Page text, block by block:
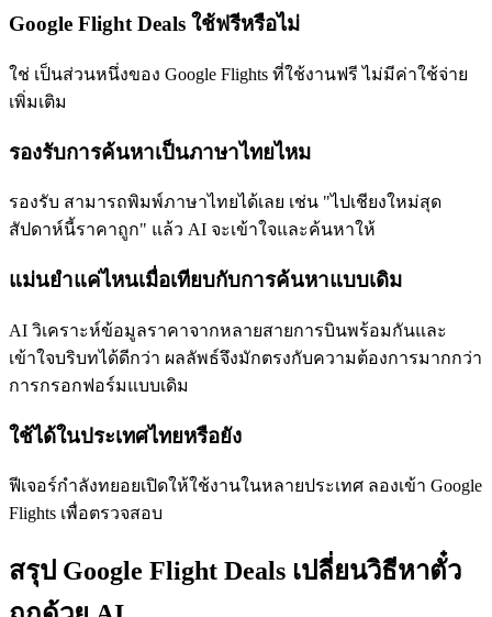
Google Flight Deals ใช้ฟรีหรือไม่
ใช่ เป็นส่วนหนึ่งของ Google Flights ที่ใช้งานฟรี ไม่มีค่าใช้จ่าย
เพิ่มเติม
รองรับการค้นหาเป็นภาษาไทยไหม
รองรับ สามารถพิมพ์ภาษาไทยได้เลย เช่น "ไปเชียงใหม่สุด
สัปดาห์นี้ราคาถูก" แล้ว AI จะเข้าใจและค้นหาให้
แม่นยำแค่ไหนเมื่อเทียบกับการค้นหาแบบเดิม
AI วิเคราะห์ข้อมูลราคาจากหลายสายการบินพร้อมกันและ
เข้าใจบริบทได้ดีกว่า ผลลัพธ์จึงมักตรงกับความต้องการมากกว่า
การกรอกฟอร์มแบบเดิม
ใช้ได้ในประเทศไทยหรือยัง
ฟีเจอร์กำลังทยอยเปิดให้ใช้งานในหลายประเทศ ลองเข้า Google
Flights เพื่อตรวจสอบ
สรุป Google Flight Deals เปลี่ยนวิธีหาตั๋ว